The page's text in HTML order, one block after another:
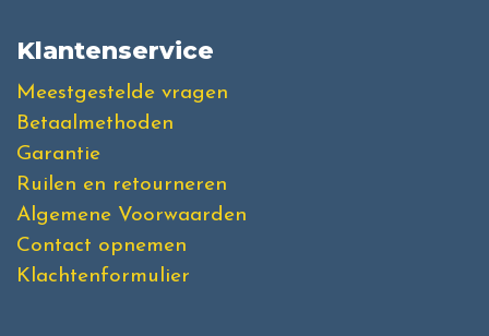
Klantenservice
Meestgestelde vragen
Betaalmethoden
Garantie
Ruilen en retourneren
Algemene Voorwaarden
Contact opnemen
Klachtenformulier